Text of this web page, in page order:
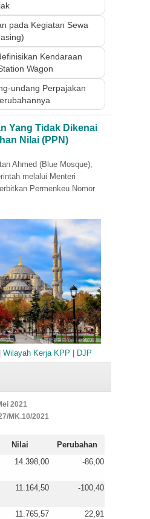
pada Kegiatan Sewa
Kendaraan
Wagon
undang Perpajakan
Yang Tidak Dikenai
Nilai (PPN)
Ahmed (Blue Mosque),
melalui Menteri
Permenkeu Nomor
Wilayah Kerja KPP | DJP
2021
MK.10/2021
Nilai
Perubahan
14.398,00 -86,00
11.164,50 -100,40
11.765,57 22,91